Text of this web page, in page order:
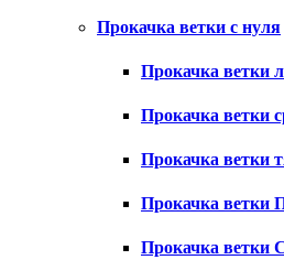
Прокачка ветки с нуля
Прокачка ветки
Прокачка ветки
Прокачка ветки
Прокачка ветки
Прокачка ветки